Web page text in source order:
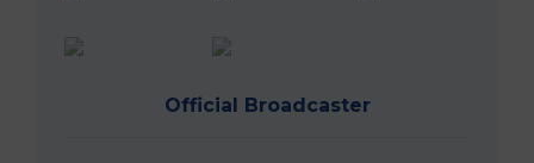
Official Broadcaster